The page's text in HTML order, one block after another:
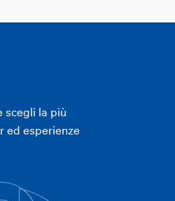
scegli la più
ed esperienze